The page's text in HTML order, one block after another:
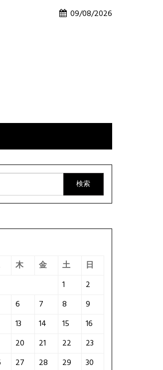
09/08/2026
木 金 土
日
1
2
6 7 8
9
13 14 15
16
20 21 22
23
27 28 29
30